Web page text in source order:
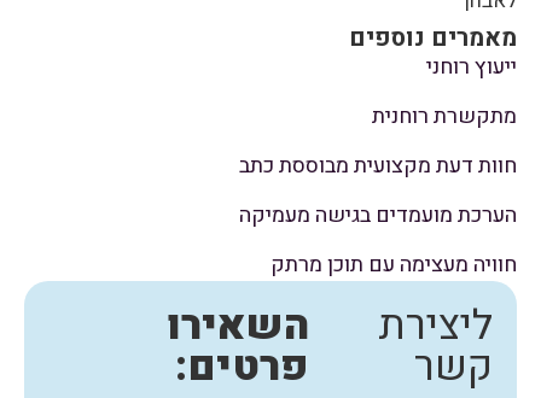
מאמרים נוספים
ייעוץ רוחני
מתקשרת רוחנית
חוות דעת מקצועית מבוססת כתב
הערכת מועמדים בגישה מעמיקה
חוויה מעצימה עם תוכן מרתק
ליצירת
קשר
השאירו
פרטים: